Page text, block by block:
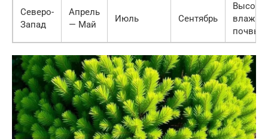
Северо-
Запад
Апрель
— Май
Июль Сентябрь
почвы